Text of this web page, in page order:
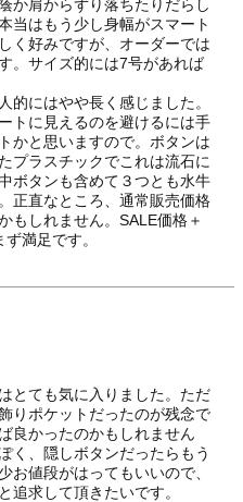
か肩からずり落ちたりだらし
当はもう少し身幅がスマート
く好みですが、オーダーでは
。サイズ的には7号があれば
的にはやや長く感じました。
トに見えるのを避けるには手
かと思いますので。ボタンは
プラスチックでこれは流石に
ボタンも含めて３つとも水牛
正直なところ、通常販売価格
もしれません。SALE価格＋
満足です。
とても気に入りました。ただ
りポケットだったのが残念で
良かったのかもしれません
く、隠しボタンだったらもう
お値段がはってもいいので、
追求して頂きたいです。